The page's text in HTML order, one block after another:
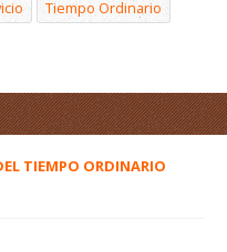
Tiempo Ordinario
TIEMPO ORDINARIO